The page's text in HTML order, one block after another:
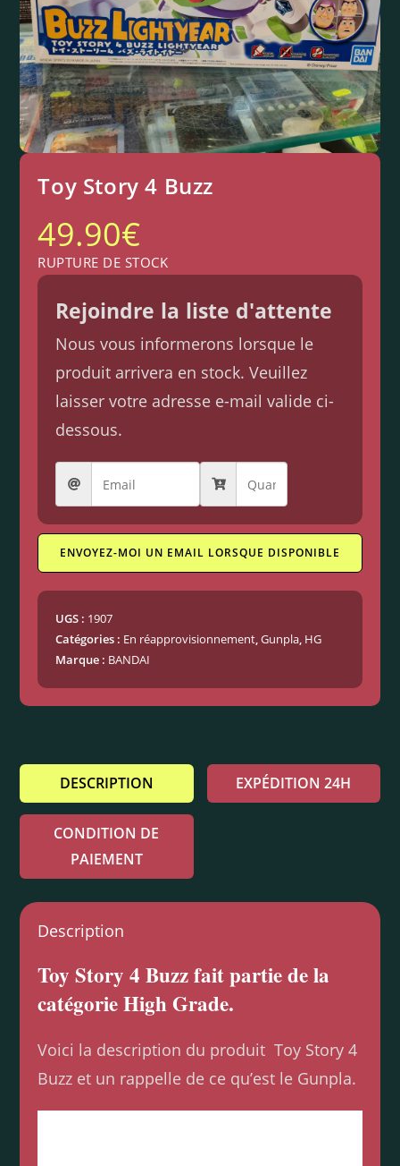
Toy Story 4 Buzz
49.90€
RUPTURE DE STOCK
Rejoindre la liste d'attente
Nous vous informerons lorsque le
produit arrivera en stock. Veuillez
laisser votre adresse e-mail valide ci-
dessous.
ENVOYEZ-MOI UN EMAIL LORSQUE DISPONIBLE
UGS : 1907
Catégories : En réapprovisionnement,Gunpla, HG
Marque : BANDAI
DESCRIPTION EXPÉDITION 24H
CONDITION DE
PAIEMENT
Description
Toy Story 4 Buzz fait partie de la
catégorie High Grade.
Voici la description du produit Toy Story 4
Buzz et un rappelle de ce qu’est le Gunpla.